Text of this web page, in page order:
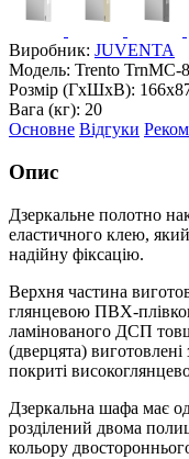
Виробник: JUVENTA
Модель: Trento TrnMC-
Розмір (ГxШxВ):
Вага (кг): 20
Основне Відгуки
Опис
Дзеркальне полотно
еластичного клею,
надійну фіксацію.
Верхня частина
глянцевою ПВХ-
ламінованого ДСП
(дверцята)
покриті
Дзеркальна шафа має
розділений двома
кольору